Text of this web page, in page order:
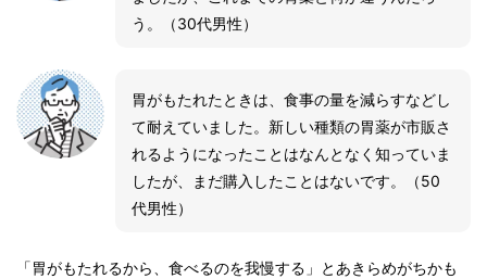
う。（30代男性）
胃がもたれたときは、食事の量を減らすなどし
て耐えていました。新しい種類の胃薬が市販さ
れるようになったことはなんとなく知っていま
したが、まだ購入したことはないです。（50
代男性）
「胃がもたれるから、食べるのを我慢する」とあきらめがちかも